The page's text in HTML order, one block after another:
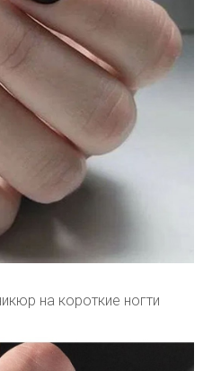
на короткие ногти